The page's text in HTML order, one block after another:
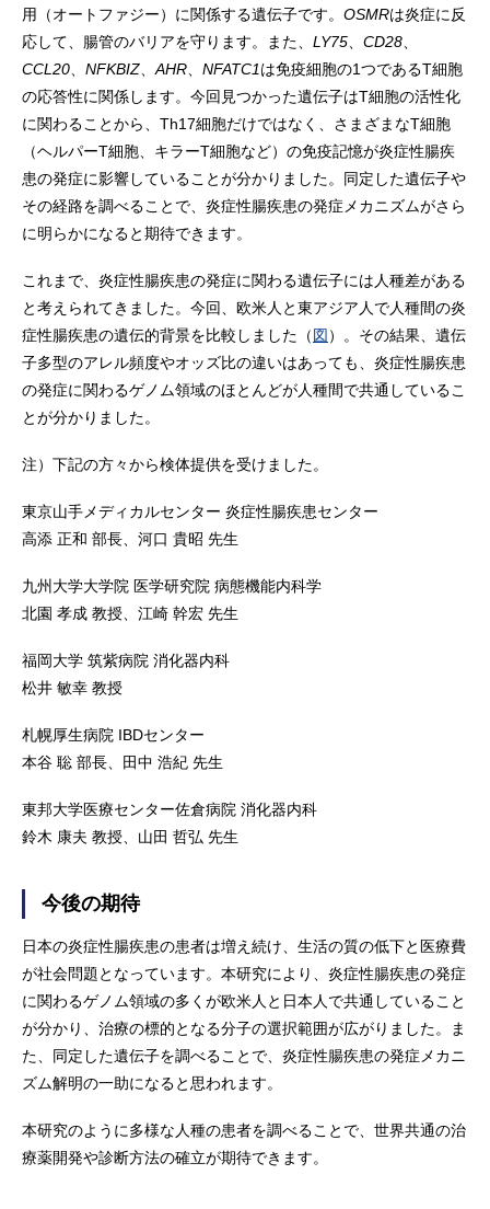
用（オートファジー）に関係する遺伝子です。 OSMRは炎症に反
応して、腸管のバリアを守ります。また、 LY75 CD28
CCL20
NFKBIZ AHR NFATC1は免疫細胞の1つであるT細胞
の応答性に関係します。今回見つかった遺伝子はT細胞の活性化
に関わることから、Th17細胞だけではなく、さまざまなT細胞
（ヘルパーT細胞、キラーT細胞など）の免疫記憶が炎症性腸疾
患の発症に影響していることが分かりました。同定した遺伝子や
その経路を調べることで、炎症性腸疾患の発症メカニズムがさら
に明らかになると期待できます。
これまで、炎症性腸疾患の発症に関わる遺伝子には人種差がある
と考えられてきました。今回、欧米人と東アジア人で人種間の炎
症性腸疾患の遺伝的背景を比較しました（図 ）。その結果、遺伝
子多型のアレル頻度やオッズ比の違いはあっても、炎症性腸疾患
の発症に関わるゲノム領域のほとんどが人種間で共通しているこ
とが分かりました。
注）下記の方々から検体提供を受けました。
東京山手メディカルセンター 炎症性腸疾患センター
高添 正和 部長、河口 貴昭 先生
九州大学大学院 医学研究院 病態機能内科学
北園 孝成 教授、江崎 幹宏 先生
福岡大学 筑紫病院 消化器内科
松井 敏幸 教授
札幌厚生病院 IBDセンター
本谷 聡 部長、田中 浩紀 先生
東邦大学医療センター佐倉病院 消化器内科
鈴木 康夫 教授、山田 哲弘 先生
今後の期待
日本の炎症性腸疾患の患者は増え続け、生活の質の低下と医療費
が社会問題となっています。本研究により、炎症性腸疾患の発症
に関わるゲノム領域の多くが欧米人と日本人で共通していること
が分かり、治療の標的となる分子の選択範囲が広がりました。ま
た、同定した遺伝子を調べることで、炎症性腸疾患の発症メカニ
ズム解明の一助になると思われます。
本研究のように多様な人種の患者を調べることで、世界共通の治
療薬開発や診断方法の確立が期待できます。